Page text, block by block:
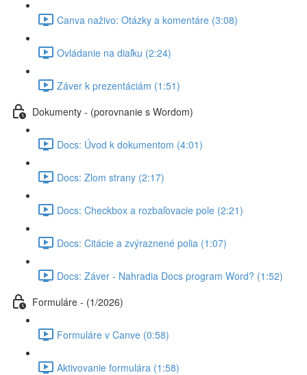
Canva naživo: Otázky a komentáre (3:08)
Ovládanie na diaľku (2:24)
Záver k prezentáciám (1:51)
Dokumenty - (porovnanie s Wordom)
Docs: Úvod k dokumentom (4:01)
Docs: Zlom strany (2:17)
Docs: Checkbox a rozbaľovacie pole (2:21)
Docs: Citácie a zvýraznené polia (1:07)
Docs: Záver - Nahradia Docs program Word? (1:52)
Formuláre - (1/2026)
Formuláre v Canve (0:58)
Aktivovanie formulára (1:58)